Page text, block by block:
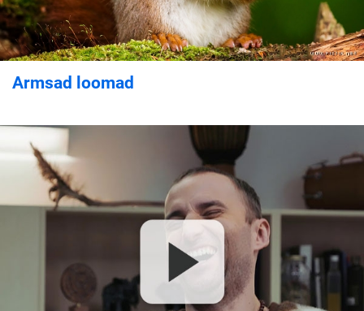
Armsad loomad